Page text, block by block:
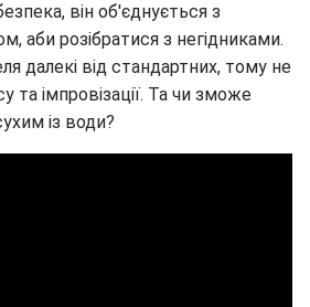
він об'єднується з
аби розібратися з негідниками.
далекі від стандартних, тому не
та імпровізації. Та чи зможе
із води?